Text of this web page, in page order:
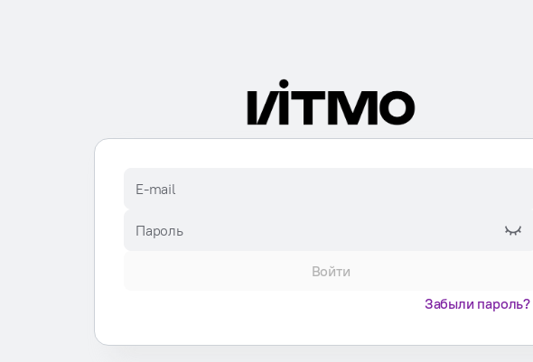
E-mail
Пароль
Войти
Забыли пароль?